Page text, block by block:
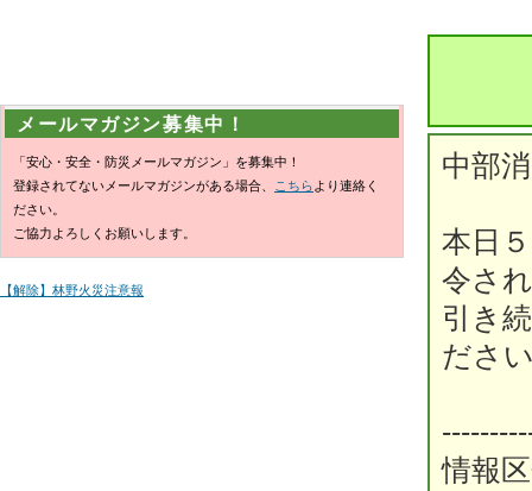
中部
本日
令さ
引き
ださ
情報
メールマガジン募集中！
「安心・安全・防災メールマガジン」を募集中！
登録されてないメールマガジンがある場合、
こちら より連絡く
ださい。
ご協力よろしくお願いします。
【解除】林野火災注意報